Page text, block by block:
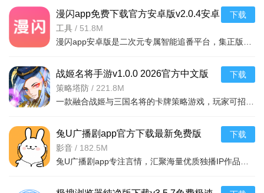
漫闪app免费下载官方安卓版v2.0.4安卓
免费版
工具 / 51.8M
下载
战姬名将手游v1.0.0 2026官方中文版
策略塔防 / 221.8M
下载
兔U广播剧app官方下载最新免费版
v2.8.3安卓最新版
影音 / 182.5M
下载